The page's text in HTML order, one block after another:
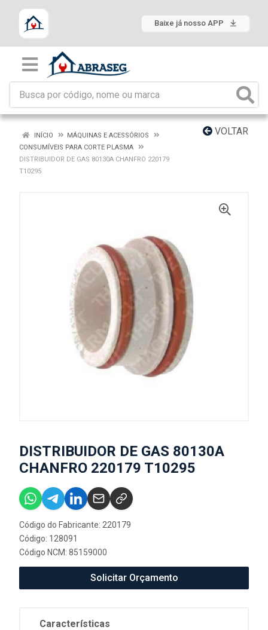
Baixe já nosso APP
VOLTAR
INÍCIO
MÁQUINAS E ACESSÓRIOS
CONSUMÍVEIS PARA CORTE PLASMA
DISTRIBUIDOR DE GAS 80130A CHANFRO 220179
T10295
DISTRIBUIDOR DE GAS 80130A
CHANFRO 220179 T10295
Código do Fabricante: 220179
Código: 128091
Código NCM: 85159000
Solicitar Orçamento
Características